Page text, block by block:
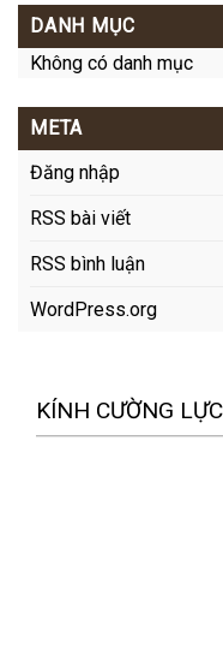
DANH MỤC
Không có danh mục
META
Đăng nhập
RSS bài viết
RSS bình luận
WordPress.org
KÍNH CƯỜNG